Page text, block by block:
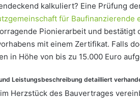
kalkuliert? Eine Prüfung
für Baufinanzierende
Pionierarbeit und bestätigt
mit einem Zertifikat. Falls
in Höhe von bis zu 15.000 Euro
Leistungsbeschreibung detailliert
Herzstück des Bauvertrages